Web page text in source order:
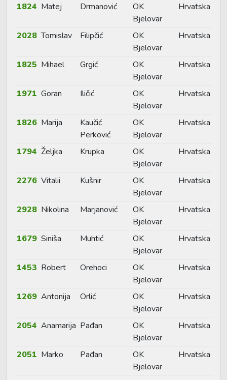
1824 Matej Drmanović
OK
Bjelovar
Hrvatska
2028 Tomislav Filipčić
OK
Bjelovar
Hrvatska
1825 Mihael Grgić
OK
Bjelovar
Hrvatska
1971 Goran Iličić
OK
Bjelovar
Hrvatska
1826 Marija
Kaučić
Perković
OK
Bjelovar
Hrvatska
1794 Željka Krupka
OK
Bjelovar
Hrvatska
2276 Vitalii Kušnir
OK
Bjelovar
Hrvatska
2928 Nikolina Marjanović
OK
Bjelovar
Hrvatska
1679 Siniša Muhtić
OK
Bjelovar
Hrvatska
1453 Robert Orehoci
OK
Bjelovar
Hrvatska
1269 Antonija Orlić
OK
Bjelovar
Hrvatska
2054 Anamarija Pađan
OK
Bjelovar
Hrvatska
2051 Marko Pađan
OK
Bjelovar
Hrvatska